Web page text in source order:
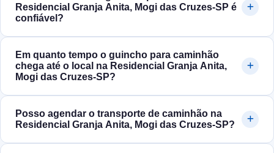
Residencial Granja Anita, Mogi das Cruzes‑SP é
confiável?
Em quanto tempo o guincho para caminhão
chega até o local na Residencial Granja Anita,
Mogi das Cruzes‑SP?
Posso agendar o transporte de caminhão na
Residencial Granja Anita, Mogi das Cruzes‑SP?